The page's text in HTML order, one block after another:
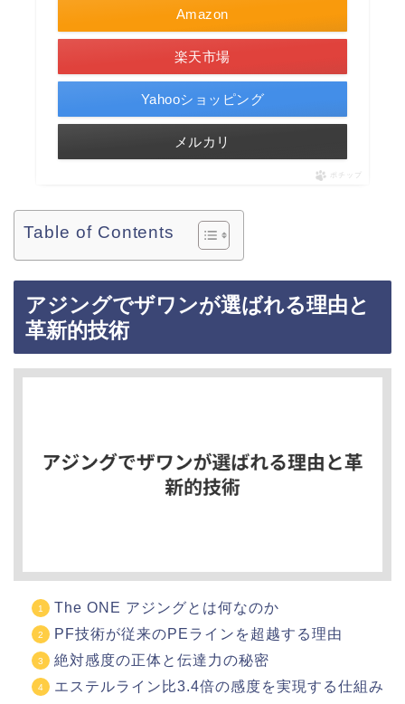
Amazon
楽天市場
Yahooショッピング
メルカリ
ポチップ
Table of Contents
アジングでザワンが選ばれる理由と
革新的技術
The ONE アジングとは何なのか
PF技術が従来のPEラインを超越する理由
絶対感度の正体と伝達力の秘密
エステルライン比3.4倍の感度を実現する仕組み